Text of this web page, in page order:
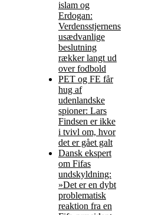
islam og
Erdogan:
Verdensstjernens
usædvanlige
beslutning
rækker langt ud
over fodbold
PET og FE får
hug af
udenlandske
spioner: Lars
Findsen er ikke
i tvivl om, hvor
det er gået galt
Dansk ekspert
om Fifas
undskyldning:
»Det er en dybt
problematisk
reaktion fra en